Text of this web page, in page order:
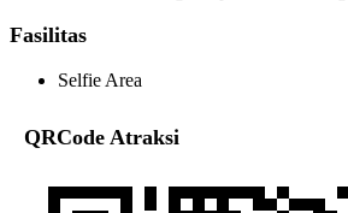
Fasilitas
Selfie Area
QRCode Atraksi